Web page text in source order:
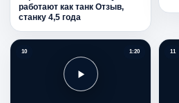
работают как танк Отзыв,
станку 4,5 года
10 1:20 11